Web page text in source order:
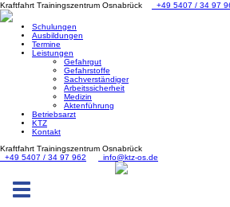
Kraftfahrt Trainingszentrum Osnabrück +49 5407 / 34 97
Schulungen
Ausbildungen
Termine
Leistungen
Gefahrgut
Gefahrstoffe
Sachverständiger
Arbeitssicherheit
Medizin
Aktenführung
Betriebsarzt
KTZ
Kontakt
Kraftfahrt Trainingszentrum Osnabrück
+49 5407 / 34 97 962
info@ktz-os.de
Toggle
navigation